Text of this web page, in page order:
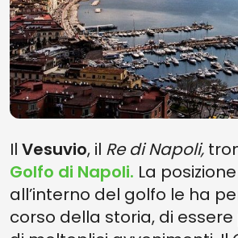
Il Vesuvio, il Re di Napoli,
Golfo di Napoli. La
all’interno del golfo le ha
corso della storia, di